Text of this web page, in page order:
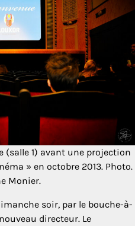
(salle 1) avant une projection
» en octobre 2013. Photo.
Monier.
soir, par le bouche-à-
directeur. Le